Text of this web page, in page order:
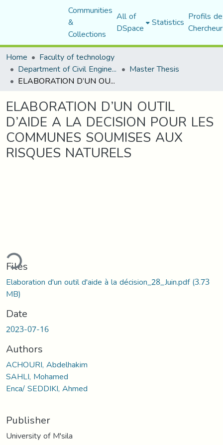
Communities
&
Collections
All of
DSpace Statistics Profils
Home
Faculty of technology
Department of Civil Engineering Master Thesis
ELABORATION D’UN OUTIL D’AIDE A LA DECISION POUR LES COMMUNES SOUMISES AUX RISQUES NATURELS
ELABORATION D’UN OUTIL
D’AIDE A LA DECISION POUR LES
COMMUNES SOUMISES AUX
RISQUES NATURELS
Files
Elaboration d'un outil d'aide à la décision_28_Juin.pdf(3.73
MB)
Date
2023-07-16
Authors
ACHOURI, Abdelhakim
SAHLI, Mohamed
Enca/ SEDDIKI, Ahmed
Publisher
University of M'sila